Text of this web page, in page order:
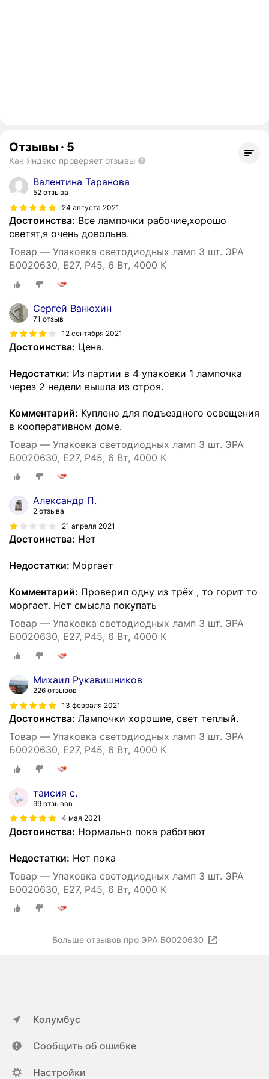
Отзывы · 5
Как Яндекс проверяет отзывы
Валентина Таранова
52 отзыва
24 августа 2021
Достоинства: Все лампочки рабочие,хорошо
светят,я очень довольна.
Товар — Упаковка светодиодных ламп 3 шт. ЭРА
Б0020630, E27, P45, 6 Вт, 4000 К
Сергей Ванюхин
71 отзыв
12 сентября 2021
Достоинства: Цена.
Недостатки: Из партии в 4 упаковки 1 лампочка
через 2 недели вышла из строя.
Комментарий: Куплено для подъездного освещения
в кооперативном доме.
Товар — Упаковка светодиодных ламп 3 шт. ЭРА
Б0020630, E27, P45, 6 Вт, 4000 К
Александр П.
2 отзыва
21 апреля 2021
Достоинства: Нет
Недостатки: Моргает
Комментарий: Проверил одну из трёх , то горит то
моргает. Нет смысла покупать
Товар — Упаковка светодиодных ламп 3 шт. ЭРА
Б0020630, E27, P45, 6 Вт, 4000 К
Михаил Рукавишников
226 отзывов
13 февраля 2021
Достоинства: Лампочки хорошие, свет теплый.
Товар — Упаковка светодиодных ламп 3 шт. ЭРА
Б0020630, E27, P45, 6 Вт, 4000 К
таисия с.
99 отзывов
4 мая 2021
Достоинства: Нормально пока работают
Недостатки: Нет пока
Товар — Упаковка светодиодных ламп 3 шт. ЭРА
Б0020630, E27, P45, 6 Вт, 4000 К
Больше отзывов про ЭРА Б0020630
Колумбус
Сообщить об ошибке
Настройки